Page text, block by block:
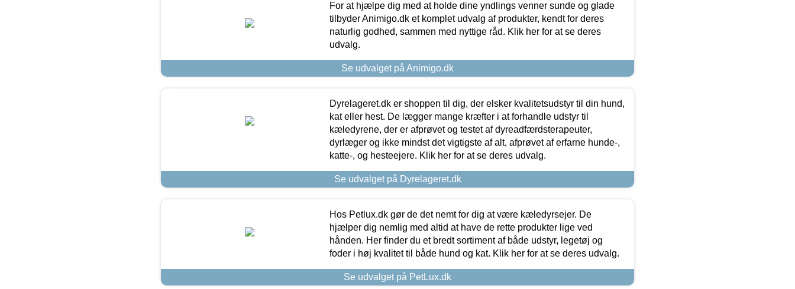
For at hjælpe dig med at holde dine yndlings venner sunde og glade
tilbyder Animigo.dk et komplet udvalg af produkter, kendt for deres
naturlig godhed, sammen med nyttige råd. Klik her for at se deres
udvalg.
Se udvalget på Animigo.dk
Dyrelageret.dk er shoppen til dig, der elsker kvalitetsudstyr til din hund,
kat eller hest. De lægger mange kræfter i at forhandle udstyr til
kæledyrene, der er afprøvet og testet af dyreadfærdsterapeuter,
dyrlæger og ikke mindst det vigtigste af alt, afprøvet af erfarne hunde-,
katte-, og hesteejere. Klik her for at se deres udvalg.
Se udvalget på Dyrelageret.dk
Hos Petlux.dk gør de det nemt for dig at være kæledyrsejer. De
hjælper dig nemlig med altid at have de rette produkter lige ved
hånden. Her finder du et bredt sortiment af både udstyr, legetøj og
foder i høj kvalitet til både hund og kat. Klik her for at se deres udvalg.
Se udvalget på PetLux.dk